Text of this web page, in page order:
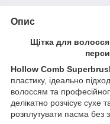
Опис
Щітка для
Hollow Comb
пластику, ідеально
волоссям та
делікатно розчісує сухе
розплутувати пасма без